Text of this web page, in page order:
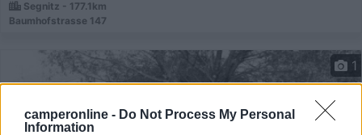
camperonline - Do Not Process My Personal
Information
Segnitz - 177.1km
Baumhofstrasse 147
1